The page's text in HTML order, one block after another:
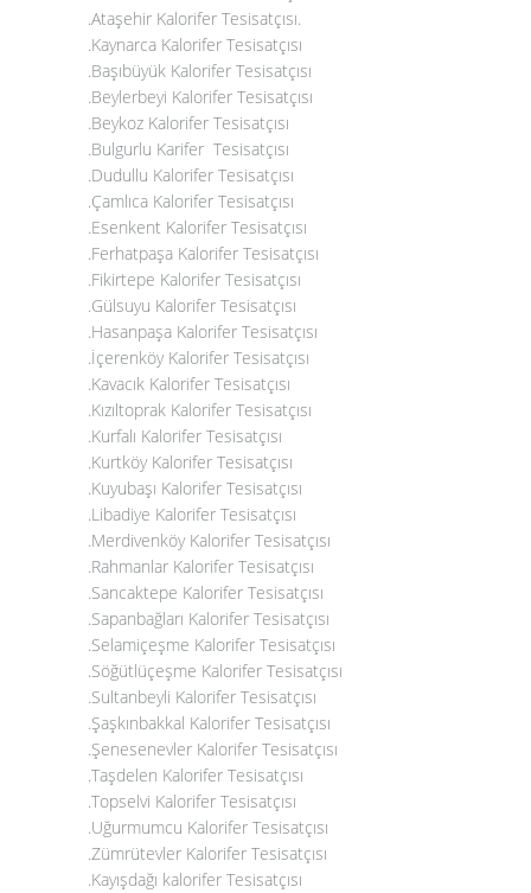
.Ataşehir Kalorifer Tesisatçısı.
.Kaynarca Kalorifer Tesisatçısı
.Başıbüyük Kalorifer Tesisatçısı
.Beylerbeyi Kalorifer Tesisatçısı
.Beykoz Kalorifer Tesisatçısı
.Bulgurlu Karifer Tesisatçısı
.Dudullu Kalorifer Tesisatçısı
.Çamlıca Kalorifer Tesisatçısı
.Esenkent Kalorifer Tesisatçısı
.Ferhatpaşa Kalorifer Tesisatçısı
.Fikirtepe Kalorifer Tesisatçısı
.Gülsuyu Kalorifer Tesisatçısı
.Hasanpaşa Kalorifer Tesisatçısı
.İçerenköy Kalorifer Tesisatçısı
.Kavacık Kalorifer Tesisatçısı
.Kızıltoprak Kalorifer Tesisatçısı
.Kurfalı Kalorifer Tesisatçısı
.Kurtköy Kalorifer Tesisatçısı
.Kuyubaşı Kalorifer Tesisatçısı
.Libadiye Kalorifer Tesisatçısı
.Merdivenköy Kalorifer Tesisatçısı
.Rahmanlar Kalorifer Tesisatçısı
.Sancaktepe Kalorifer Tesisatçısı
.Sapanbağları Kalorifer Tesisatçısı
.Selamiçeşme Kalorifer Tesisatçısı
.Söğütlüçeşme Kalorifer Tesisatçısı
.Sultanbeyli Kalorifer Tesisatçısı
.Şaşkınbakkal Kalorifer Tesisatçısı
.Şenesenevler Kalorifer Tesisatçısı
.Taşdelen Kalorifer Tesisatçısı
.Topselvi Kalorifer Tesisatçısı
.Uğurmumcu Kalorifer Tesisatçısı
.Zümrütevler Kalorifer Tesisatçısı
.Kayışdağı kalorifer Tesisatçısı